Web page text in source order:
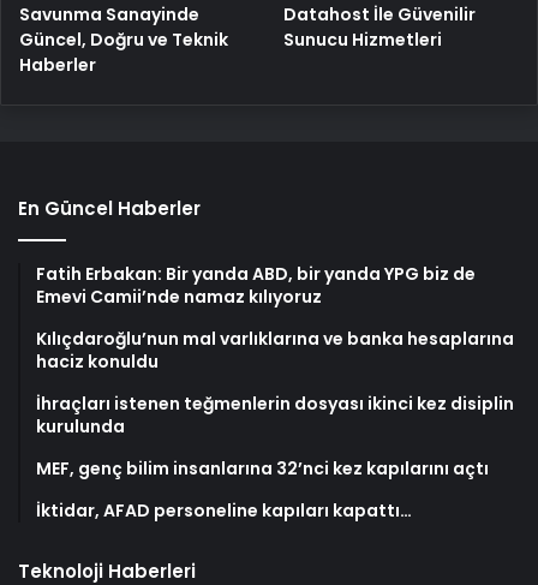
Savunma Sanayinde
Güncel, Doğru ve Teknik
Haberler
Datahost İle Güvenilir
Sunucu Hizmetleri
En Güncel Haberler
Fatih Erbakan: Bir yanda ABD, bir yanda YPG biz de
Emevi Camii’nde namaz kılıyoruz
Kılıçdaroğlu’nun mal varlıklarına ve banka hesaplarına
haciz konuldu
İhraçları istenen teğmenlerin dosyası ikinci kez disiplin
kurulunda
MEF, genç bilim insanlarına 32’nci kez kapılarını açtı
İktidar, AFAD personeline kapıları kapattı…
Teknoloji Haberleri